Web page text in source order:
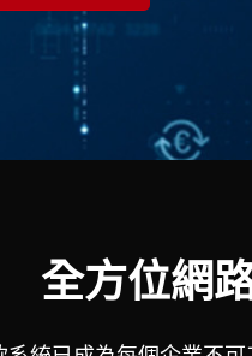
全方位網